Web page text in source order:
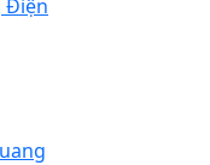
Điện